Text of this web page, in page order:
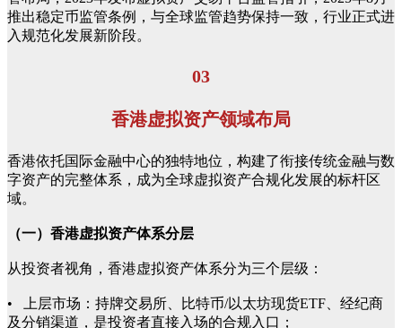
推出稳定币监管条例，与全球监管趋势保持一致，行业正式进
入规范化发展新阶段。
03
香港虚拟资产领域布局
香港依托国际金融中心的独特地位，构建了衔接传统金融与数
字资产的完整体系，成为全球虚拟资产合规化发展的标杆区
域。
（一）香港虚拟资产体系分层
从投资者视角，香港虚拟资产体系分为三个层级：
• 上层市场：持牌交易所、比特币/以太坊现货ETF、经纪商
及分销渠道，是投资者直接入场的合规入口；